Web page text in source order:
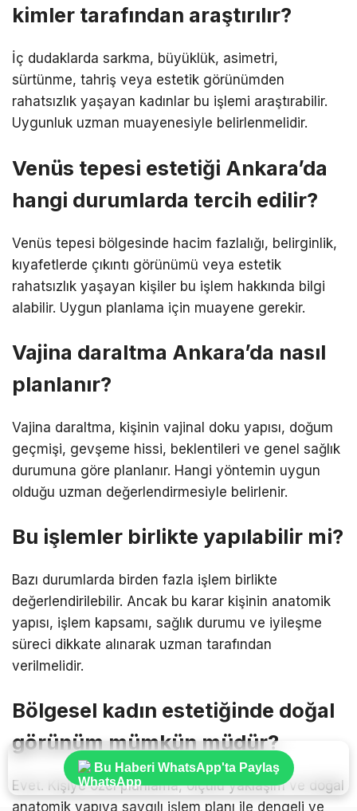
kimler tarafından araştırılır?
İç dudaklarda sarkma, büyüklük, asimetri,
sürtünme, tahriş veya estetik görünümden
rahatsızlık yaşayan kadınlar bu işlemi araştırabilir.
Uygunluk uzman muayenesiyle belirlenmelidir.
Venüs tepesi estetiği Ankara’da
hangi durumlarda tercih edilir?
Venüs tepesi bölgesinde hacim fazlalığı, belirginlik,
kıyafetlerde çıkıntı görünümü veya estetik
rahatsızlık yaşayan kişiler bu işlem hakkında bilgi
alabilir. Uygun planlama için muayene gerekir.
Vajina daraltma Ankara’da nasıl
planlanır?
Vajina daraltma, kişinin vajinal doku yapısı, doğum
geçmişi, gevşeme hissi, beklentileri ve genel sağlık
durumuna göre planlanır. Hangi yöntemin uygun
olduğu uzman değerlendirmesiyle belirlenir.
Bu işlemler birlikte yapılabilir mi?
Bazı durumlarda birden fazla işlem birlikte
değerlendirilebilir. Ancak bu karar kişinin anatomik
yapısı, işlem kapsamı, sağlık durumu ve iyileşme
süreci dikkate alınarak uzman tarafından
verilmelidir.
Bölgesel kadın estetiğinde doğal
görünüm mümkün müdür?
Evet. Kişiye özel planlama, ölçülü yaklaşım ve doğal
anatomik yapıya saygılı işlem planı ile dengeli ve
Bu Haberi WhatsApp'ta Paylaş